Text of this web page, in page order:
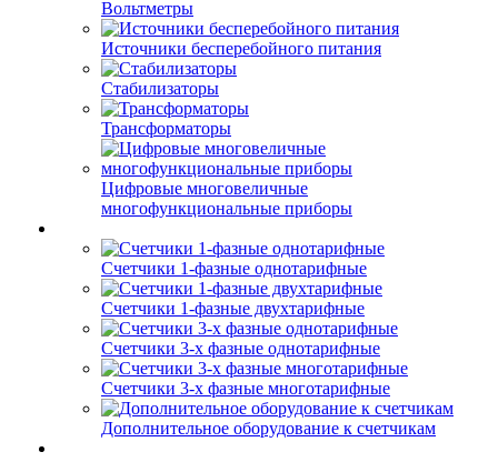
Вольтметры
Источники бесперебойного питания
Стабилизаторы
Трансформаторы
Цифровые многовеличные
многофункциональные приборы
Счетчики 1-фазные однотарифные
Счетчики 1-фазные двухтарифные
Счетчики 3-х фазные однотарифные
Счетчики 3-х фазные многотарифные
Дополнительное оборудование к счетчикам